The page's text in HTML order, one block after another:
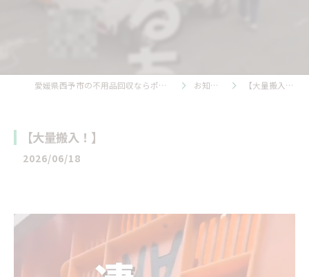
愛媛県西予市の不用品回収ならポンコツ屋 お知らせ 【大量搬入！】
【大量搬入！】
2026/06/18